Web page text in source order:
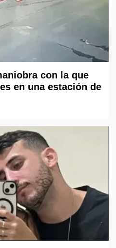
con la que
en una estación de